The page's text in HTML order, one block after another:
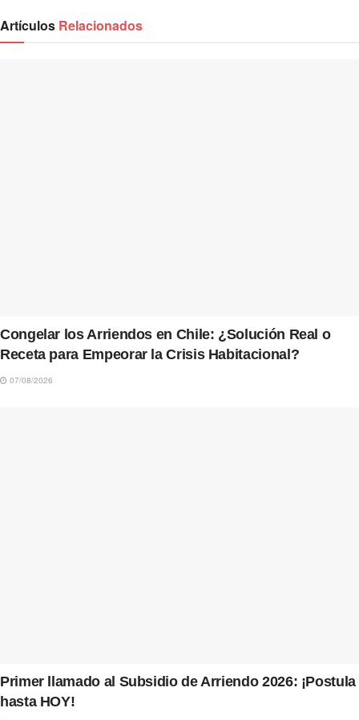
Artículos Relacionados
Congelar los Arriendos en Chile: ¿Solución Real o
Receta para Empeorar la Crisis Habitacional?
07/08/2026
Primer llamado al Subsidio de Arriendo 2026: ¡Postula
hasta HOY!